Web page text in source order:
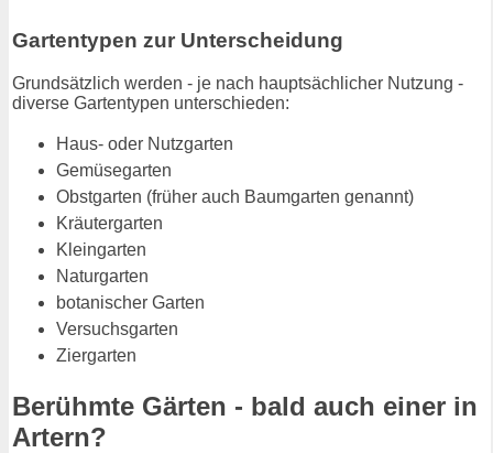
Gartentypen zur Unterscheidung
Grundsätzlich werden - je nach hauptsächlicher Nutzung -
diverse Gartentypen unterschieden:
Haus- oder Nutzgarten
Gemüsegarten
Obstgarten (früher auch Baumgarten genannt)
Kräutergarten
Kleingarten
Naturgarten
botanischer Garten
Versuchsgarten
Ziergarten
Berühmte Gärten - bald auch einer in
Artern?